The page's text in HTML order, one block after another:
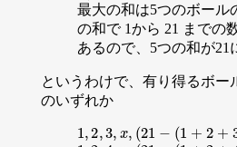
最大の和は5つのボール
の和で 1から 21 までの
あるので、5つの和が21
というわけで、有り得るボー
のいずれか
1 2 3, 21− +2 +
1,2,4,x,(21− +2+ 4 +x )